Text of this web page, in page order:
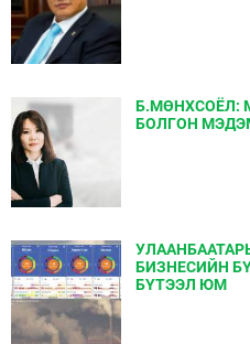
Б.МӨНХСОЁЛ:
БОЛГОН
БИЗНЕСИЙН
БҮТЭЭЛ ЮМ